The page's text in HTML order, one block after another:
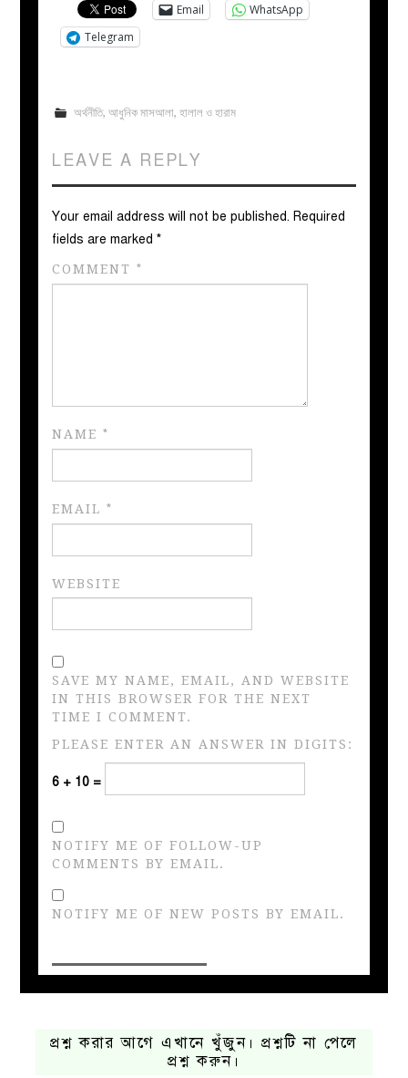
Email
WhatsApp
Telegram
অর্থনীতি, আধুনিক মাসআলা, হালাল ও হারাম
LEAVE A REPLY
Your email address will not be published. Required
fields are marked*
COMMENT*
NAME*
EMAIL*
WEBSITE
SAVE MY NAME, EMAIL, AND WEBSITE
IN THIS BROWSER FOR THE NEXT
TIME I COMMENT.
PLEASE ENTER AN ANSWER IN DIGITS:
6 + 10 =
NOTIFY ME OF FOLLOW-UP
COMMENTS BY EMAIL.
NOTIFY ME OF NEW POSTS BY EMAIL.
প্রশ্ন করার আগে এখানে খুঁজুন। প্রশ্নটি না পেলে
প্রশ্ন করুন।